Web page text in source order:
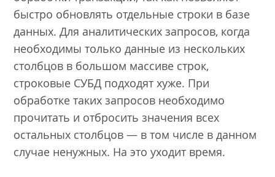
быстро обновлять отдельные строки в базе
данных. Для аналитических запросов, когда
необходимы только данные из нескольких
столбцов в большом массиве строк,
строковые СУБД подходят хуже. При
обработке таких запросов необходимо
прочитать и отбросить значения всех
остальных столбцов — в том числе в данном
случае ненужных. На это уходит время.